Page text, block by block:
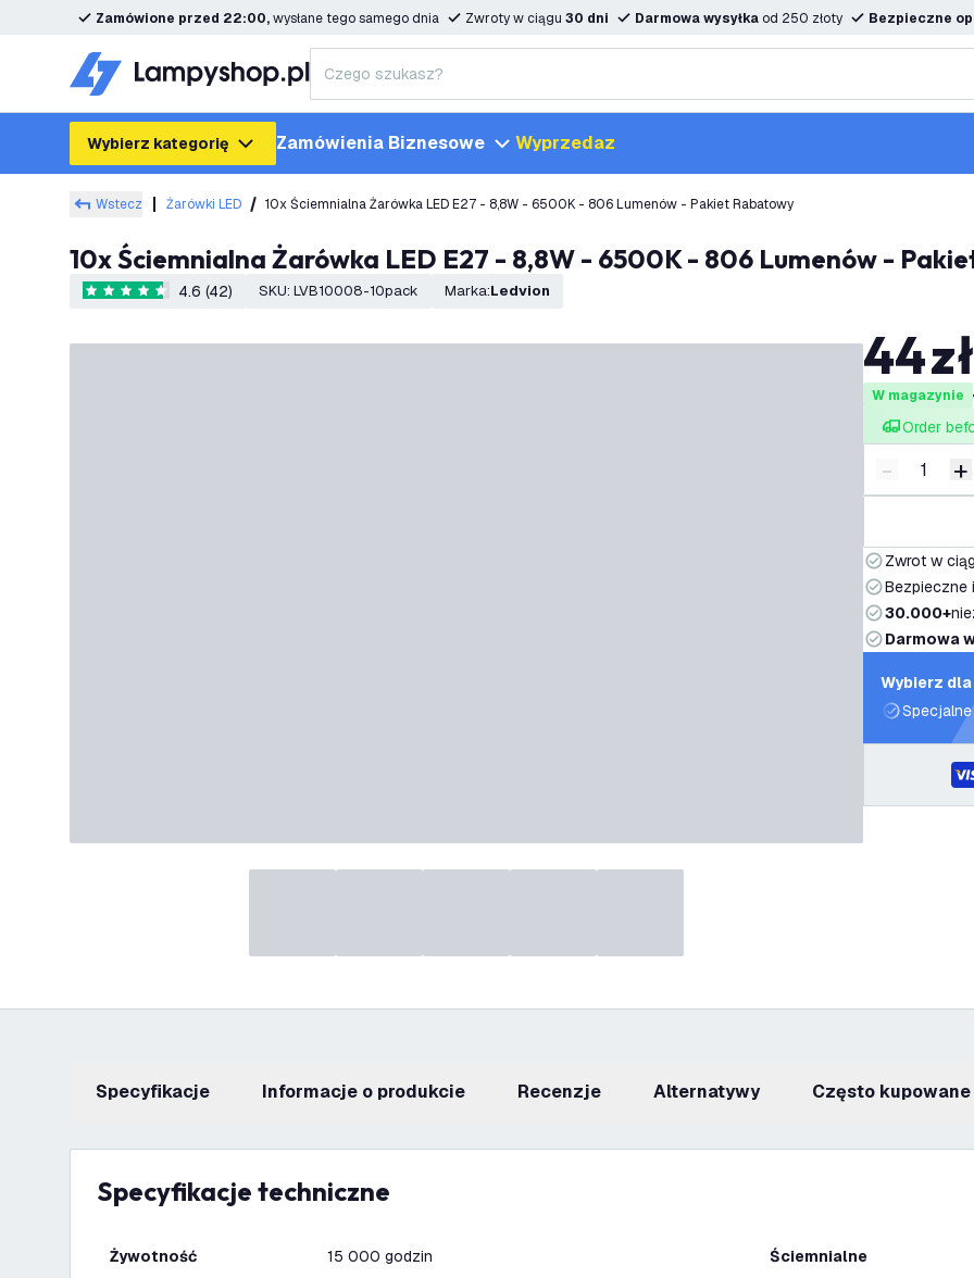
Zamówione przed 22:00,wysłane tego samego dnia Zwroty w ciągu 30 dni Darmowa wysyłka od 250 złoty Bezpieczne
Wybierz kategorię Zamówienia Biznesowe Wyprzedaz
Wstecz Żarówki LED 10x Ściemnialna Żarówka LED E27 - 8,8W - 6500K - 806 Lumenów - Pakiet Rabatowy
10x Ściemnialna Żarówka LED E27 - 8,8W - 6500K - 806 Lumenów -
4.6 Gwiazdki oceny
4.6 (42) SKU: LVB10008-10pack Marka: Ledvion
44zł
W magazynie
Order
Zmniejsz
- +
Zwrot w
Bezpieczne
30.000+
Darmowa
Wybierz
Specyfikacje informacje o produkcie recenzje Alternatywy Często
Specyfikacje techniczne
Żywotność 15 000 godzin Ściemnialne